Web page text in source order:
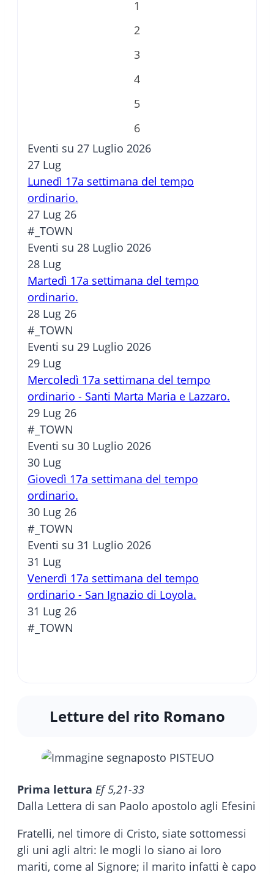
1
2
3
4
5
6
Eventi su 27 Luglio 2026
27 Lug
Lunedì 17a settimana del tempo
ordinario.
27 Lug 26
#_TOWN
Eventi su 28 Luglio 2026
28 Lug
Martedì 17a settimana del tempo
ordinario.
28 Lug 26
#_TOWN
Eventi su 29 Luglio 2026
29 Lug
Mercoledì 17a settimana del tempo
ordinario - Santi Marta Maria e Lazzaro.
29 Lug 26
#_TOWN
Eventi su 30 Luglio 2026
30 Lug
Giovedì 17a settimana del tempo
ordinario.
30 Lug 26
#_TOWN
Eventi su 31 Luglio 2026
31 Lug
Venerdì 17a settimana del tempo
ordinario - San Ignazio di Loyola.
31 Lug 26
#_TOWN
Letture del rito Romano
Prima lettura Ef 5,21-33
Dalla Lettera di san Paolo apostolo agli Efesini
Fratelli, nel timore di Cristo, siate sottomessi
gli uni agli altri: le mogli lo siano ai loro
mariti, come al Signore; il marito infatti è capo